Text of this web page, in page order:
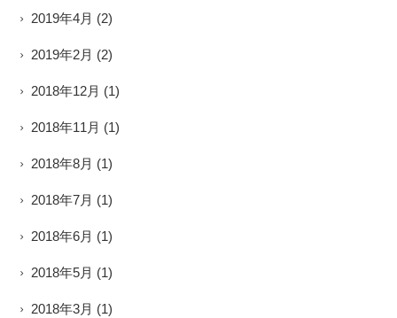
2019年4月 (2)
2019年2月 (2)
2018年12月 (1)
2018年11月 (1)
2018年8月 (1)
2018年7月 (1)
2018年6月 (1)
2018年5月 (1)
2018年3月 (1)